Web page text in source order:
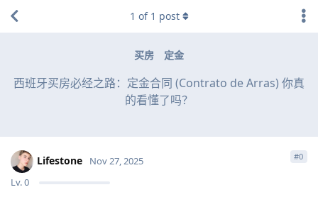
买房 定金
西班牙买房必经之路：定金合同 (Contrato de Arras) 你真
的看懂了吗？
1 of 1 post
Lifestone
Lv.0
Nov 27, 2025 #0